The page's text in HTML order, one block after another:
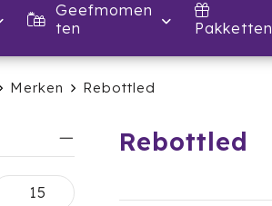
Geefmomen
ten
Pakketten
Merken Rebottled
Rebottled